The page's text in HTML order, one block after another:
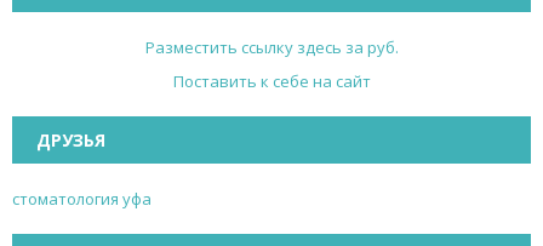
Разместить ссылку здесь за руб.
Поставить к себе на сайт
ДРУЗЬЯ
стоматология уфа